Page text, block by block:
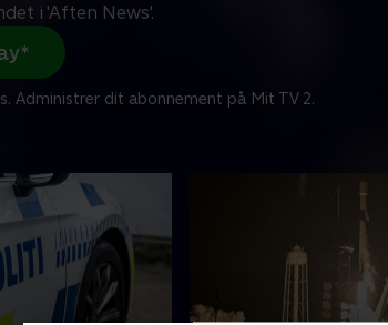
i 'Aften News'.
Administrer dit abonnement på Mit TV 2.